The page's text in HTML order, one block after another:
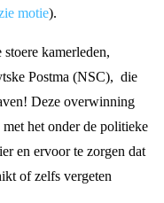
motie).
kamerleden,
Postma (NSC), die
Deze overwinning
het onder de politieke
en ervoor te zorgen dat
of zelfs vergeten